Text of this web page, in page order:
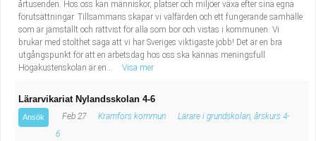
årtusenden. Hos oss kan människor, platser och miljöer växa efter sina egna
förutsättningar. Tillsammans skapar vi välfärden och ett fungerande samhälle
som är jämställt och rättvist för alla som bor och vistas i kommunen. Vi
brukar med stolthet säga att vi har Sveriges viktigaste jobb! Det är en bra
utgångspunkt för att en arbetsdag hos oss ska kännas meningsfull.
Högakustenskolan är en...
Visa mer
Lärarvikariat Nylandsskolan 4-6
Ansök Feb 27 Kramfors kommun
Lärare i grundskolan, årskurs 4-
6